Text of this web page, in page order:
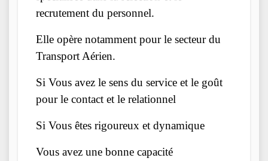
recrutement du personnel.
Elle opère notamment pour le secteur du
Transport Aérien.
Si Vous avez le sens du service et le goût
pour le contact et le relationnel
Si Vous êtes rigoureux et dynamique
Vous avez une bonne capacité